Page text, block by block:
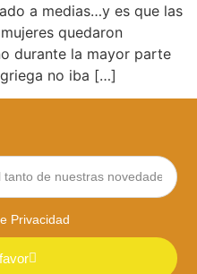
a medias…y es que las
quedaron
durante la mayor parte
no iba […]
Privacidad